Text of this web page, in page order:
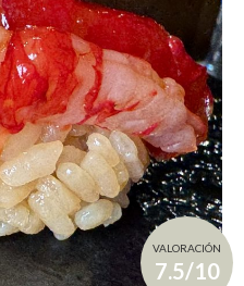
VALORACIÓN
7.5/10